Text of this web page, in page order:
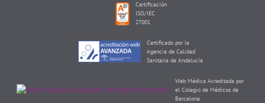
Certificación
ISO/IEC
27001
Certificado por la
Agencia de Calidad
Sanitaria de Andalucía
Web Médica Acreditada por
el Colegio de Médicos de
Barcelona